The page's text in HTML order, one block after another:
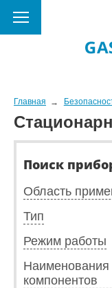
Главная
Поиск
Область
Тип
Режим работы
Наименования
компонентов